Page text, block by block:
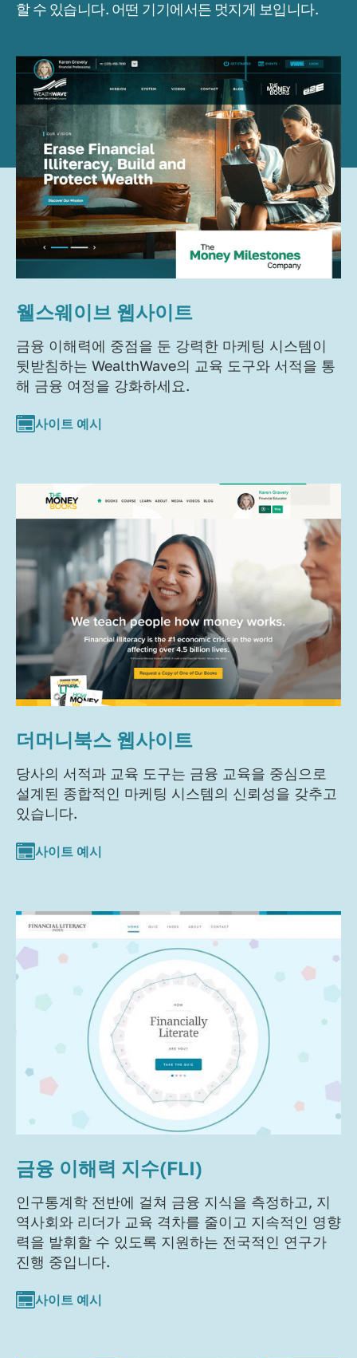
할 수 있습니다. 어떤 기기에서든 멋지게 보입니다.
웰스웨이브 웹사이트
금융 이해력에 중점을 둔 강력한 마케팅 시스템이
뒷받침하는 WealthWave의 교육 도구와 서적을 통
해 금융 여정을 강화하세요.
사이트 예시
더머니북스 웹사이트
당사의 서적과 교육 도구는 금융 교육을 중심으로
설계된 종합적인 마케팅 시스템의 신뢰성을 갖추고
있습니다.
사이트 예시
금융 이해력 지수(FLI)
인구통계학 전반에 걸쳐 금융 지식을 측정하고, 지
역사회와 리더가 교육 격차를 줄이고 지속적인 영향
력을 발휘할 수 있도록 지원하는 전국적인 연구가
진행 중입니다.
사이트 예시